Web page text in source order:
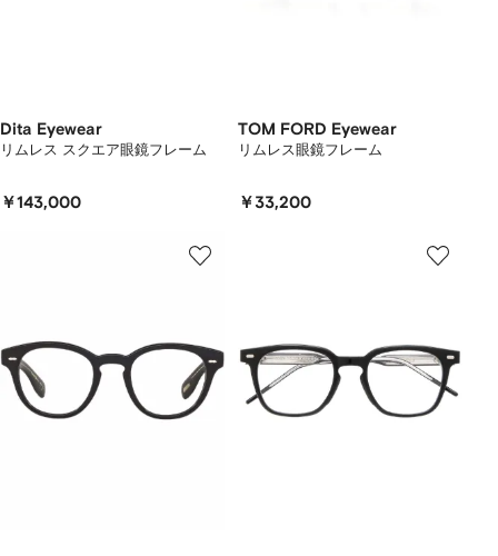
Dita Eyewear
リムレス スクエア眼鏡フレーム
￥143,000
TOM FORD Eyewear
リムレス眼鏡フレーム
￥33,200